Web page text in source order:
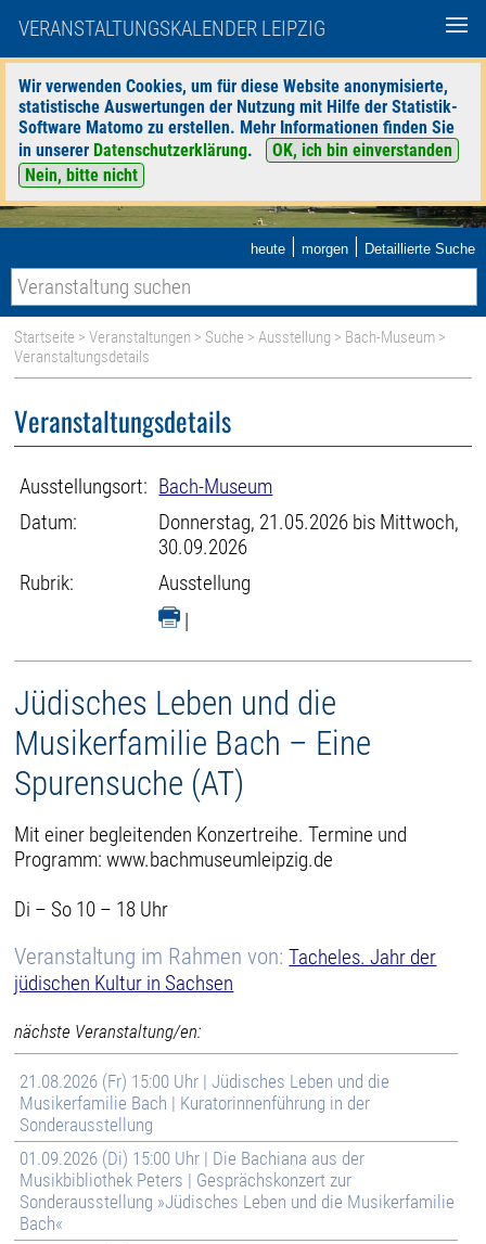
VERANSTALTUNGSKALENDER LEIPZIG
Wir verwenden Cookies, um für diese Website anonymisierte,
statistische Auswertungen der Nutzung mit Hilfe der Statistik-
Software Matomo zu erstellen. Mehr Informationen finden Sie
in unserer Datenschutzerklärung.
OK, ich bin einverstanden
Nein, bitte nicht
heute | morgen | Detaillierte Suche
Startseite >Veranstaltungen > Suche >Ausstellung > Bach-Museum >
Veranstaltungsdetails
Veranstaltungsdetails
Ausstellungsort: Bach-Museum
Datum:
Donnerstag, 21.05.2026 bis Mittwoch,
30.09.2026
Rubrik:
Ausstellung
|
Jüdisches Leben und die
Musikerfamilie Bach – Eine
Spurensuche (AT)
Mit einer begleitenden Konzertreihe. Termine und
Programm: www.bachmuseumleipzig.de
Di – So 10 – 18 Uhr
Veranstaltung im Rahmen von:Tacheles. Jahr der
jüdischen Kultur in Sachsen
nächste Veranstaltung/en:
21.08.2026 (Fr) 15:00 Uhr | Jüdisches Leben und die
Musikerfamilie Bach | Kuratorinnenführung in der
Sonderausstellung
01.09.2026 (Di) 15:00 Uhr | Die Bachiana aus der
Musikbibliothek Peters | Gesprächskonzert zur
Sonderausstellung »Jüdisches Leben und die Musikerfamilie
Bach«